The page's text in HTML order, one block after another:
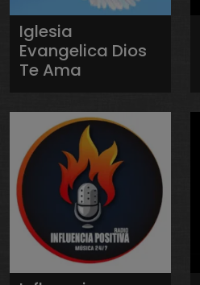
Iglesia
Evangelica Dios
Te Ama